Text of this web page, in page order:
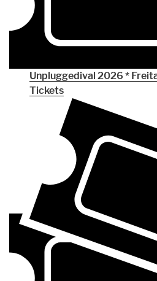
Unpluggedival 2026 *
Tickets